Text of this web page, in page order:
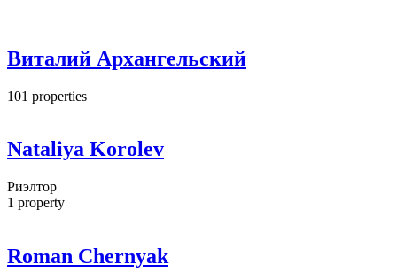
Виталий Архангельский
101 properties
Nataliya Korolev
Риэлтор
1 property
Roman Chernyak